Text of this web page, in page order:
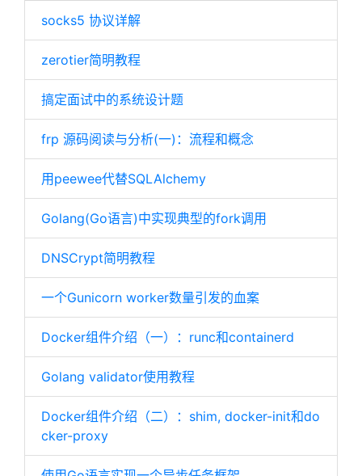
socks5 协议详解
zerotier简明教程
搞定面试中的系统设计题
frp 源码阅读与分析(一)：流程和概念
用peewee代替SQLAlchemy
Golang(Go语言)中实现典型的fork调用
DNSCrypt简明教程
一个Gunicorn worker数量引发的血案
Docker组件介绍（一）：runc和containerd
Golang validator使用教程
Docker组件介绍（二）：shim, docker-init和do
cker-proxy